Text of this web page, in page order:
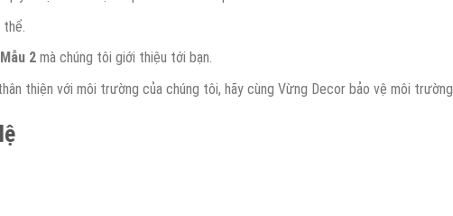
2 mà chúng tôi giới thiệu tới bạn.
thiện với môi trường của chúng tôi, hãy cùng Vừng Decor bảo vệ môi trường.